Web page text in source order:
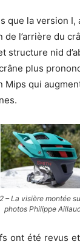
que la version I,
l’arrière du
structure nid
plus
Mips qui
– La visière montée
photos Philippe
ont été revus